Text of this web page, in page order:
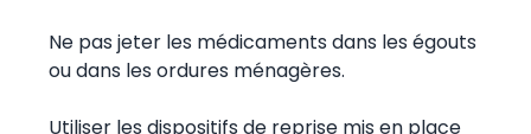
Ne pas jeter les médicaments dans les égouts
ou dans les ordures ménagères.
Utiliser les dispositifs de reprise mis en place